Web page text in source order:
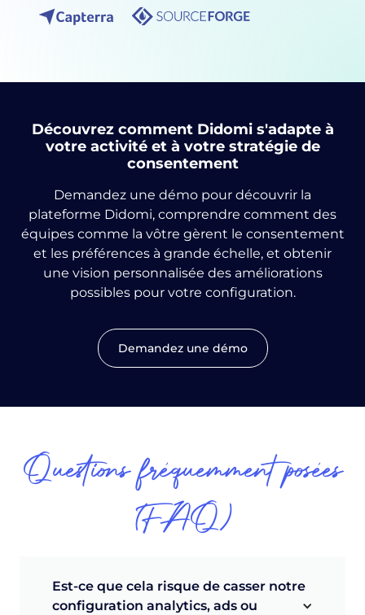
Découvrez comment Didomi s'adapte à
votre activité et à votre stratégie de
consentement
Demandez une démo pour découvrir la
plateforme Didomi, comprendre comment des
équipes comme la vôtre gèrent le consentement
et les préférences à grande échelle, et obtenir
une vision personnalisée des améliorations
possibles pour votre configuration.
Demandez une démo
Questions fréquemment posées
(FAQ)
Est-ce que cela risque de casser notre
configuration analytics, ads ou